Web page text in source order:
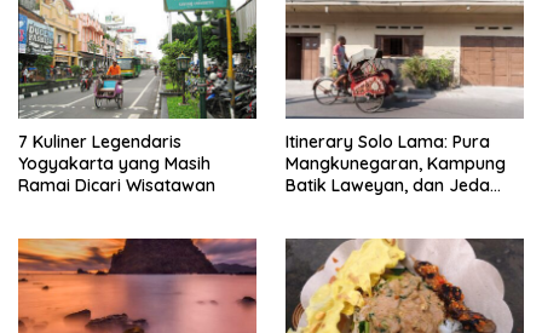
7 Kuliner Legendaris
Yogyakarta yang Masih
Ramai Dicari Wisatawan
Itinerary Solo Lama: Pura
Mangkunegaran, Kampung
Batik Laweyan, dan Jeda